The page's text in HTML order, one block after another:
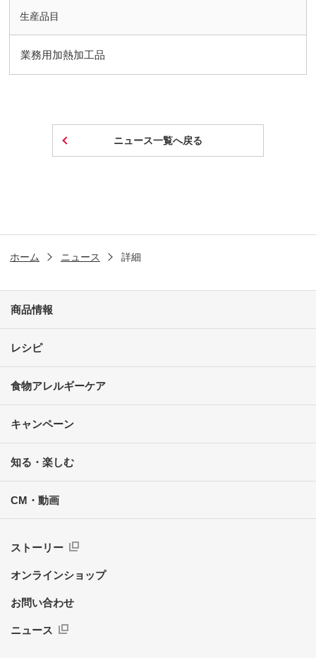
生産品目
業務用加熱加工品
ニュース一覧へ戻る
ホーム ニュース 詳細
商品情報
レシピ
食物アレルギーケア
キャンペーン
知る・楽しむ
CM・動画
ストーリー
オンラインショップ
お問い合わせ
ニュース